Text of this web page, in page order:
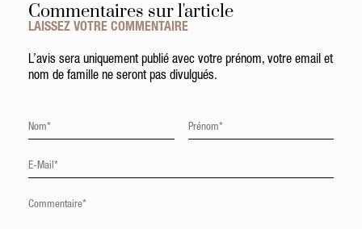
Commentaires sur l'article
LAISSEZ VOTRE COMMENTAIRE
L’avis sera uniquement publié avec votre prénom, votre email et
nom de famille ne seront pas divulgués.